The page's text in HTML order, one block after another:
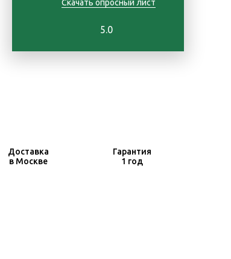
Скачать опросный лист
5.0
Доставка
в Москве
Гарантия
1 год